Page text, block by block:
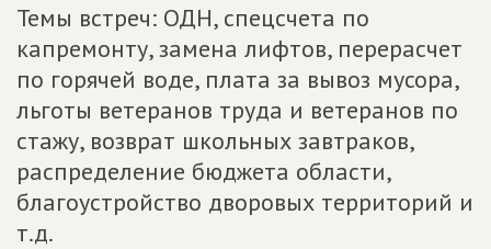
Темы встреч: ОДН, спецсчета по
капремонту, замена лифтов, перерасчет
по горячей воде, плата за вывоз мусора,
льготы ветеранов труда и ветеранов по
стажу, возврат школьных завтраков,
распределение бюджета области,
благоустройство дворовых территорий и
т.д.